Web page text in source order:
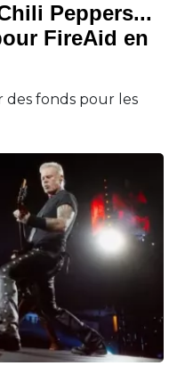
Peppers...
FireAid en
des fonds pour les